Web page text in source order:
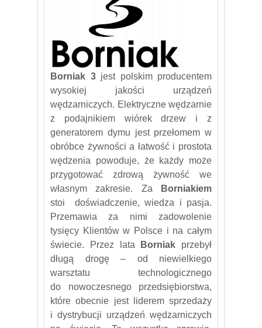
Borniak 3 jest polskim producentem
wysokiej jakości urządzeń
wędzarniczych. Elektryczne wędzarnie
z podajnikiem wiórek drzew i z
generatorem dymu jest przełomem w
obróbce żywności a łatwość i prostota
wędzenia powoduje, że każdy może
przygotować zdrową żywność we
własnym zakresie. Za
Borniakiem
stoi doświadczenie, wiedza i pasja.
Przemawia za nimi zadowolenie
tysięcy Klientów w Polsce i na całym
świecie. Przez lata
Borniak przebył
długą drogę – od niewielkiego
warsztatu technologicznego
do nowoczesnego przedsiębiorstwa,
które obecnie jest liderem sprzedaży
i dystrybucji urządzeń wędzarniczych